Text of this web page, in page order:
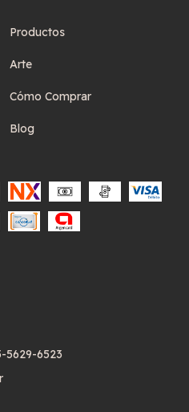
Productos
Arte
Cómo Comprar
Blog
5629-6523